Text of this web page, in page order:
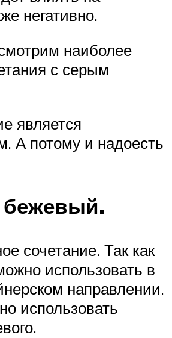
негативно.
наиболее
с серым
является
А потому и надоесть
сочетание. Так как
использовать в
направлении.
использовать